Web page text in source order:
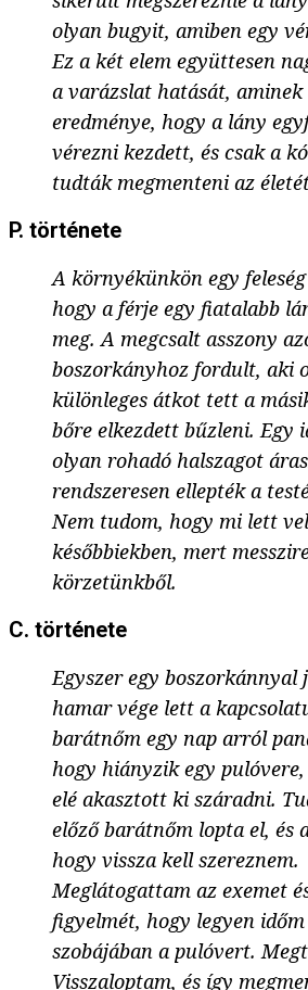
olyan bugyit, amiben egy
Ez a két elem együttesen
a varázslat hatását,
eredménye, hogy a lány
vérezni kezdett, és csak a
tudták megmenteni az
P. története
A környékünkön egy
hogy a férje egy fiatalabb
meg. A megcsalt asszony
boszorkányhoz fordult, aki
különleges átkot tett a
bőre elkezdett bűzleni. Egy
olyan rohadó halszagot
rendszeresen ellepték a
Nem tudom, hogy mi lett
későbbiekben, mert
körzetünkből.
C. története
Egyszer egy boszorkánnyal
hamar vége lett a
barátnőm egy nap arról
hogy hiányzik egy
elé akasztott ki száradni.
előző barátnőm lopta el, és
hogy vissza kell szereznem.
Meglátogattam az exemet
figyelmét, hogy legyen
szobájában a pulóvert.
Visszaloptam, és így